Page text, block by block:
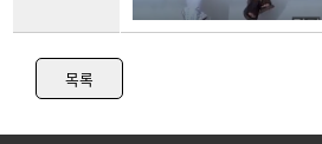
목록